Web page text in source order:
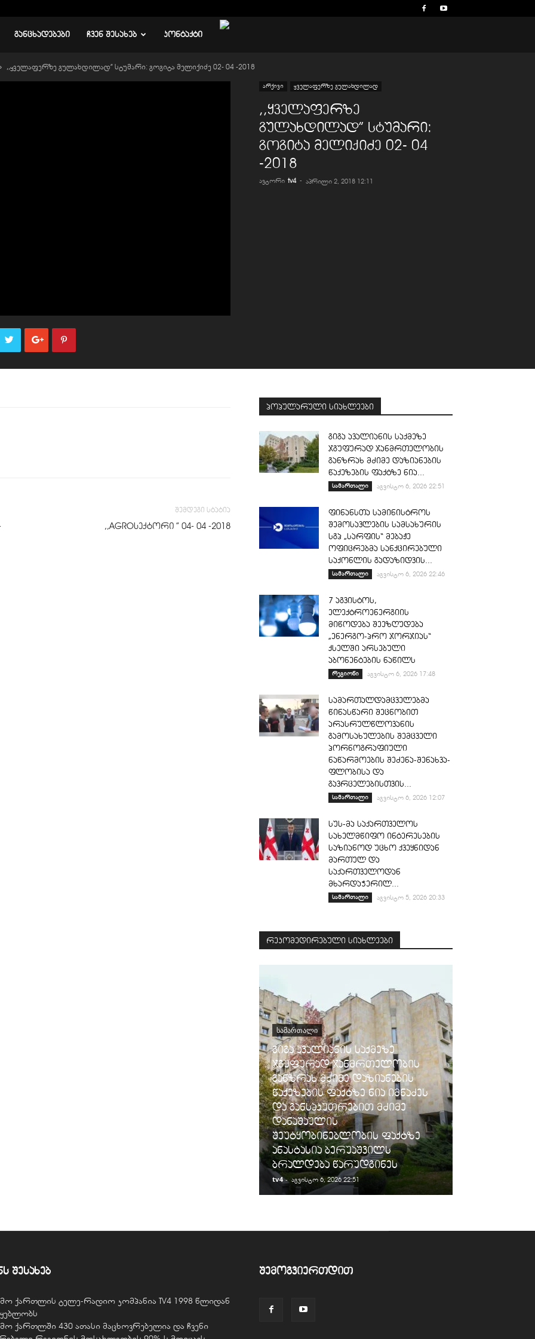
ᲒᲐᲜᲪᲮᲐᲓᲔᲑᲔᲑᲘ ᲩᲕᲔᲜ ᲨᲔᲡᲐᲮᲔᲑ ᲙᲝᲜᲢᲐᲥᲢᲘ
,,ყველაფერზე გულახდილად” სტუმარი: გოგიტა მელიქიძე 02- 04 -2018
არქივი ყველაფერზე გულახდილად
,,ყველაფერზე
გულახდილად” სტუმარი:
გოგიტა მელიქიძე 02- 04
-2018
ავტორი tv4 - აპრილი 2, 2018 12:11
შემდეგი სტატია
,,AGROსექტორი ” 04- 04 -2018
პოპულარული სიახლეები
გიგა ავალიანის საქმეზე
ჯგუფურად ჯანმრთელობის
განზრახ მძიმე დაზიანების
წაქეზების ფაქტზე ნია...
სამართალი აგვისტო 6, 2026 22:51
ფინანსთა სამინისტროს
შემოსავლების სამსახურის
სგპ „სარფის“ მებაჟე
ოფიცრებმა სანქცირებული
საქონლის გადაზიდვის...
სამართალი აგვისტო 6, 2026 22:46
7 აგვისტოს,
ელექტროენერგიის
მიწოდება შეეზღუდება
„ენერგო-პრო ჯორჯიას“
ქსელში არსებული
აბონენტების ნაწილს
რეგიონი აგვისტო 6, 2026 17:48
სამართალდამცველებმა
წინასწარი შეცნობით
არასრულწლოვანის
გამოსახულების შემცველი
პორნოგრაფიული
ნაწარმოების შეძენა-შენახვა-
ფლობისა და
გავრცელებისთვის...
სამართალი აგვისტო 6, 2026 12:07
სუს-მა საქართველოს
სახელმწიფო ინტერესების
საზიანოდ უცხო ქვეყნიდან
მართულ და
საქართველოდან
მხარდაჭერილ...
სამართალი აგვისტო 5, 2026 20:33
რეკომედირებული სიახლეები
ᲡᲐᲛᲐᲠᲗᲐᲚᲘ
გიგა ავალიანის საქმეზე
ჯგუფურად ჯანმრთელობის
განზრახ მძიმე დაზიანების
წაქეზების ფაქტზე ნია იმნაძეს
და განსაკუთრებით მძიმე
დანაშაულის
შეუტყობინებლობის ფაქტზე
ანასტასია ბერუაშვილს
ბრალდება წარუდგინეს
tv4 - აგვისტო 6, 2026 22:51
შესახებ
ქართლის ტელე-რადიო კომპანია TV4 1998 წლიდან
ქართლში 430 ათასი მაცხოვრებელია და ჩვენი
შემოგვიერთდით